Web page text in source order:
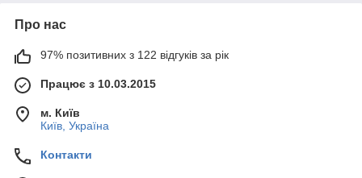
Про нас
97% позитивних з 122 відгуків за рік
Працює з 10.03.2015
м. Київ
Київ, Україна
Контакти